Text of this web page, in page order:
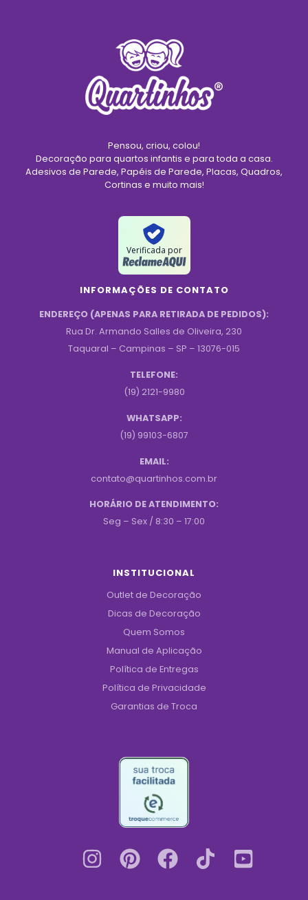
Pensou, criou, colou!
Decoração para quartos infantis e para toda a casa.
Adesivos de Parede, Papéis de Parede, Placas, Quadros,
Cortinas e muito mais!
Verificada por
INFORMAÇÕES DE CONTATO
ENDEREÇO (APENAS PARA RETIRADA DE PEDIDOS):
Rua Dr. Armando Salles de Oliveira, 230
Taquaral – Campinas – SP – 13076-015
TELEFONE:
(19) 2121-9980
WHATSAPP:
(19) 99103-6807
EMAIL:
contato@quartinhos.com.br
HORÁRIO DE ATENDIMENTO:
Seg – Sex / 8:30 – 17:00
INSTITUCIONAL
Outlet de Decoração
Dicas de Decoração
Quem Somos
Manual de Aplicação
Política de Entregas
Política de Privacidade
Garantias de Troca